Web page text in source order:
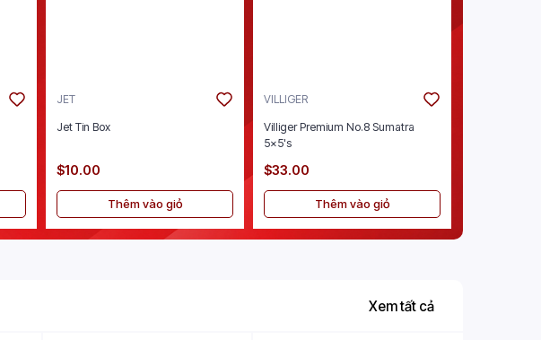
JET
Jet Tin Box
$10.00
Thêm vào giỏ
VILLIGER
Villiger Premium No.8 Sumatra
5x5's
$33.00
Thêm vào giỏ
Xem tất cả